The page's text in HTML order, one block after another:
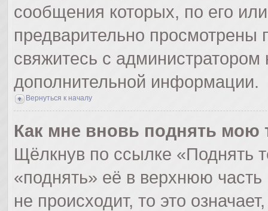
сообщения которых, по его
предварительно просмотрены
свяжитесь с
дополнительной информации.
Вернуться к началу
Как мне вновь поднять мою
Щёлкнув по ссылке «Поднять
«поднять» её в верхнюю
не происходит, то это